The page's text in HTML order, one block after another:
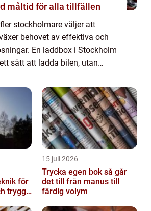
måltid för alla tillfällen
stockholmare väljer att
behovet av effektiva och
En laddbox i Stockholm
sätt att ladda bilen, utan
för
trygg
15 juli 2026
Trycka egen bok så går
det till från manus till
färdig volym